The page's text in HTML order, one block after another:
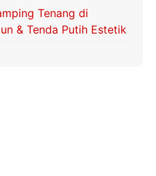
Tenang di
& Tenda Putih Estetik